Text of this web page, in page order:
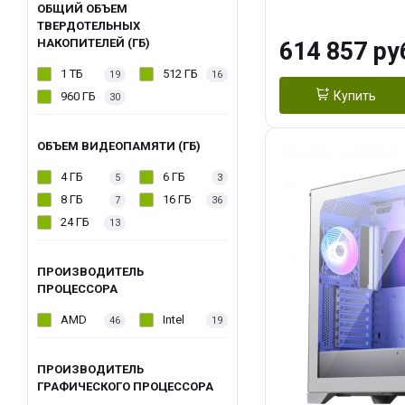
ОБЩИЙ ОБЪЕМ
ТВЕРДОТЕЛЬНЫХ
НАКОПИТЕЛЕЙ (ГБ)
1 ТБ 19 512 ГБ 16
960 ГБ 30
ОБЪЕМ ВИДЕОПАМЯТИ (ГБ)
4 ГБ 5 6 ГБ 3
8 ГБ 7 16 ГБ 36
24 ГБ 13
ПРОИЗВОДИТЕЛЬ
ПРОЦЕССОРА
AMD 46 Intel 19
ПРОИЗВОДИТЕЛЬ
ГРАФИЧЕСКОГО ПРОЦЕССОРА
Turbo/ 1 ТБ
614 857
Купить